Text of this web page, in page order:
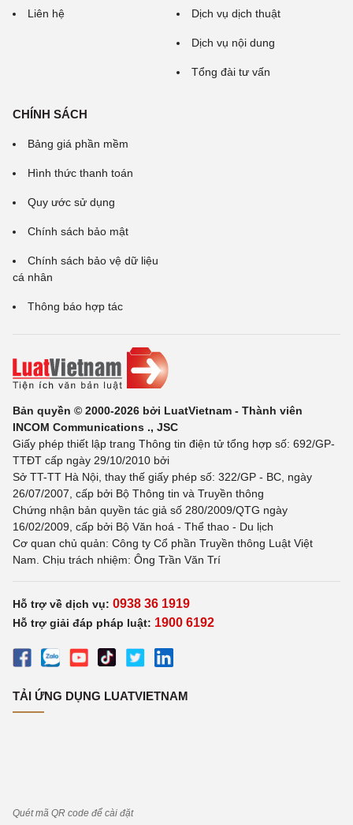
Liên hệ Dịch vụ dịch thuật
Dịch vụ nội dung
Tổng đài tư vấn
CHÍNH SÁCH
Bảng giá phần mềm
Hình thức thanh toán
Quy ước sử dụng
Chính sách bảo mật
Chính sách bảo vệ dữ liệu
cá nhân
Thông báo hợp tác
Bản quyền © 2000-2026 bởi LuatVietnam - Thành viên
INCOM Communications ., JSC
Giấy phép thiết lập trang Thông tin điện tử tổng hợp số: 692/GP-
TTĐT cấp ngày 29/10/2010 bởi
Sở TT-TT Hà Nội, thay thế giấy phép số: 322/GP - BC, ngày
26/07/2007, cấp bởi Bộ Thông tin và Truyền thông
Chứng nhận bản quyền tác giả số 280/2009/QTG ngày
16/02/2009, cấp bởi Bộ Văn hoá - Thể thao - Du lịch
Cơ quan chủ quản: Công ty Cổ phần Truyền thông Luật Việt
Nam. Chịu trách nhiệm: Ông Trần Văn Trí
Hỗ trợ về dịch vụ: 0938 36 1919
Hỗ trợ giải đáp pháp luật: 1900 6192
TẢI ỨNG DỤNG LUATVIETNAM
Quét mã QR code để cài đặt